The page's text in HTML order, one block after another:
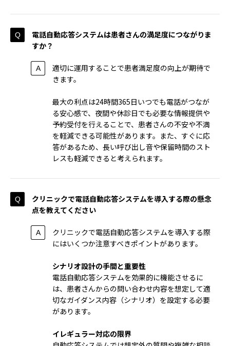
電話自動応答システムは患者さんの満足度につながりま
すか？
適切に運用することで患者満足度の向上が期待で
きます。
最大の利点は24時間365日いつでも電話がつなが
る安心感で、夜間や休診日でも必要な情報提供や
予約受付を行えることで、患者さんの不安や不満
を軽減できる可能性があります。また、すぐに応
答があるため、長い呼び出し音や保留時間のスト
レスも軽減できると考えられます。
クリニックで電話自動応答システムを導入する際の懸念
点を教えてください
クリニックで電話自動応答システムを導入する際
にはいくつか注意すべきポイントがあります。
シナリオ設計の手間と重要性
電話自動応答システムを効果的に機能させるに
は、患者さんからの問い合わせ内容を想定して適
切なガイダンス内容（シナリオ）を設定する必要
があります。
イレギュラー対応の限界